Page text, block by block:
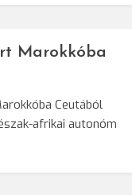
Marokkóba
Ceutából
afrikai autonóm